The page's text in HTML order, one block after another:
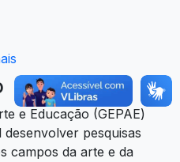
e Educação (GEPAE)
pesquisas
campos da arte e da